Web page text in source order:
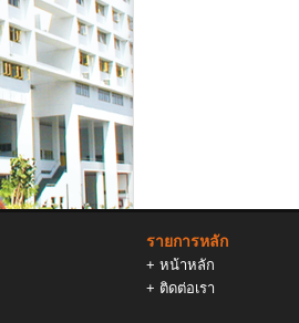
รายการหลัก
+ หน้าหลัก
+ ติดต่อเรา